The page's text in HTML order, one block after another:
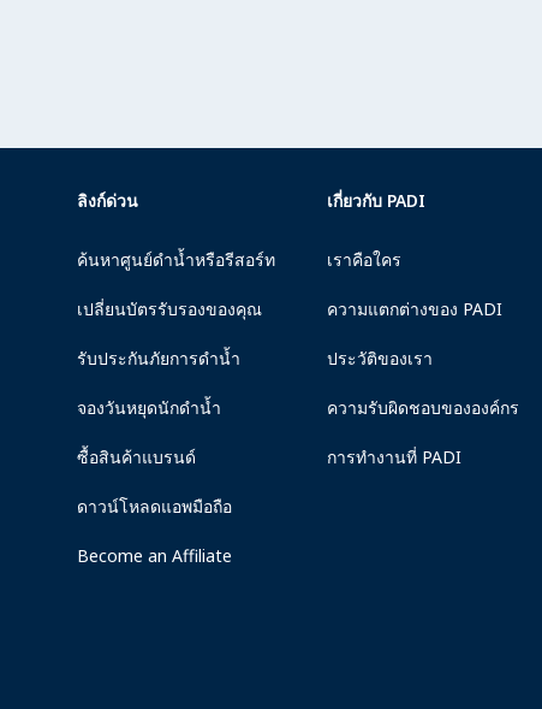
ลิงก์ด่วน
ค้นหาศูนย์ดำน้ำหรือรีสอร์ท
เปลี่ยนบัตรรับรองของคุณ
รับประกันภัยการดำน้ำ
จองวันหยุดนักดำน้ำ
ซื้อสินค้าแบรนด์
ดาวน์โหลดแอพมือถือ
Become an Affiliate
เกี่ยวกับ PADI
เราคือใคร
ความแตกต่างของ PADI
ประวัติของเรา
ความรับผิดชอบขององค์กร
การทำงานที่ PADI